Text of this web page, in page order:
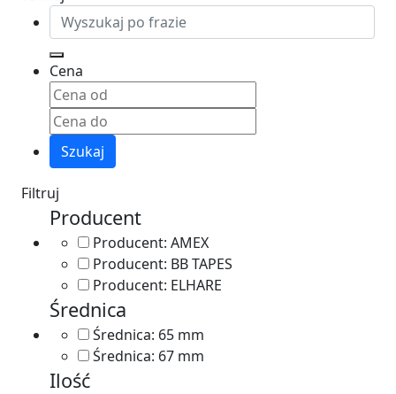
Cena
Szukaj
Filtruj
Producent
Producent: AMEX
Producent: BB TAPES
Producent: ELHARE
Średnica
Średnica: 65 mm
Średnica: 67 mm
Ilość